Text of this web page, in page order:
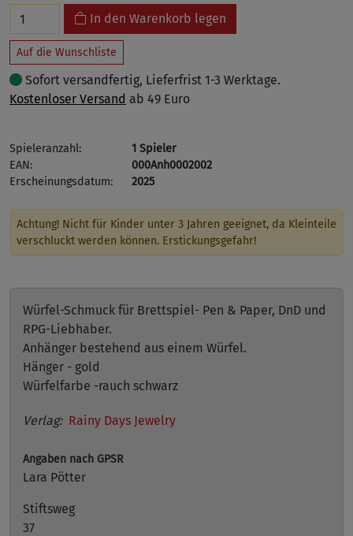
In den Warenkorb legen
Auf die Wunschliste
Sofort versandfertig, Lieferfrist 1-3 Werktage.
Kostenloser Versand ab 49 Euro
Spieleranzahl:
1 Spieler
EAN:
000Anh0002002
Erscheinungsdatum:
2025
Achtung! Nicht für Kinder unter 3 Jahren geeignet, da Kleinteile
verschluckt werden können. Erstickungsgefahr!
Würfel-Schmuck für Brettspiel- Pen & Paper, DnD und
RPG-Liebhaber.
Anhänger bestehend aus einem Würfel.
Hänger - gold
Würfelfarbe -rauch schwarz
Verlag: Rainy Days Jewelry
Angaben nach GPSR
Lara Pötter
Stiftsweg
37